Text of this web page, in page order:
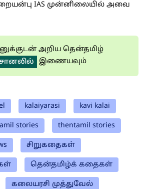
IAS முன்னிலையில் அவை
அறிய தென்தமிழ்
இணையவும்
kalaiyarasi kavi kalai
stories thentamil stories
சிறுகதைகள்
தென்தமிழ்க் கதைகள்
கலையரசி முத்துவேல்